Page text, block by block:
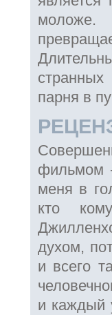
моложе.
парня в
фильмом
меня в
кто
духом,
и всего
и каждый